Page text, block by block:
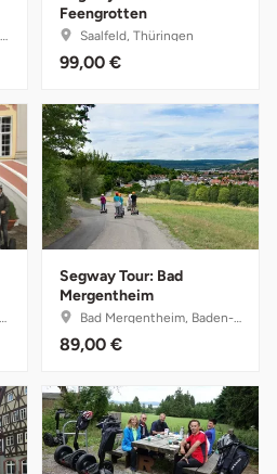
Feengrotten
Saalfeld, Thüringen
99,00 €
Segway Tour: Bad
Mergentheim
Bad Mergentheim, Baden-Württemberg
89,00 €